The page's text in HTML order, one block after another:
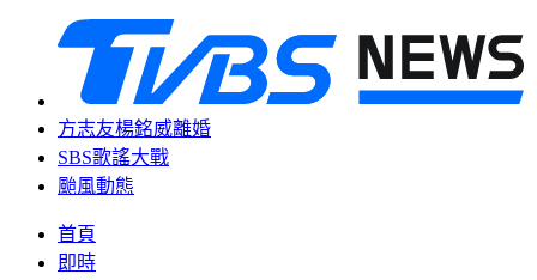
方志友楊銘威離婚
SBS歌謠大戰
颱風動態
首頁
即時